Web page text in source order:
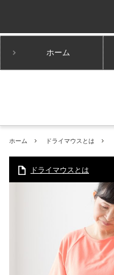
ホーム
ホーム ドライマウスとは
ドライマウスとは